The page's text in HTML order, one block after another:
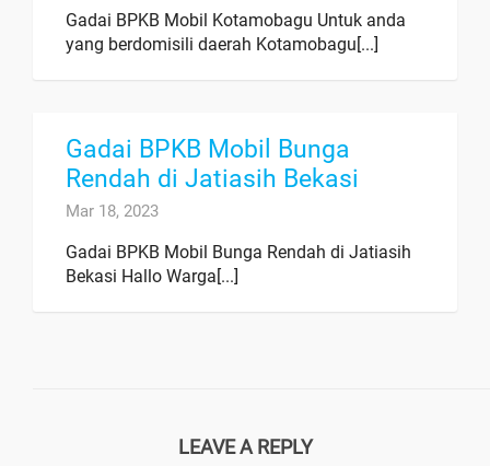
Gadai BPKB Mobil Kotamobagu Untuk anda
yang berdomisili daerah Kotamobagu[...]
Gadai BPKB Mobil Bunga
Rendah di Jatiasih Bekasi
Mar 18, 2023
Gadai BPKB Mobil Bunga Rendah di Jatiasih
Bekasi Hallo Warga[...]
LEAVE A REPLY